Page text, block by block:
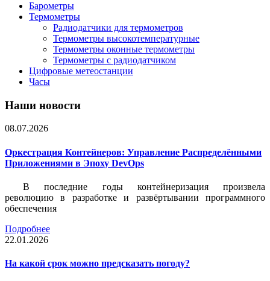
Барометры
Термометры
Радиодатчики для термометров
Термометры высокотемпературные
Термометры оконные термометры
Термометры с радиодатчиком
Цифровые метеостанции
Часы
Наши новости
08.07.2026
Оркестрация Контейнеров: Управление Распределёнными
Приложениями в Эпоху DevOps
В последние годы контейнеризация произвела
революцию в разработке и развёртывании программного
обеспечения
Подробнее
22.01.2026
На какой срок можно предсказать погоду?